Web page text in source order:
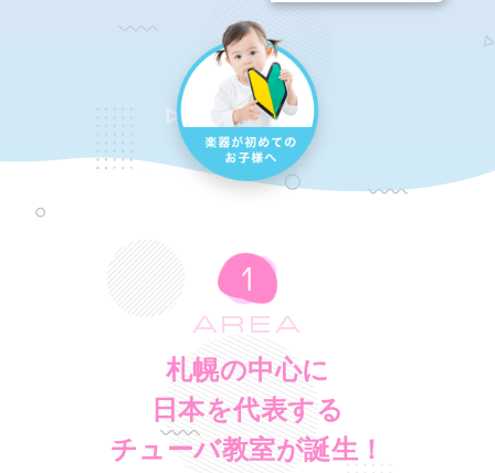
AREA
札幌の中心に
日本を代表する
チューバ教室が誕生！